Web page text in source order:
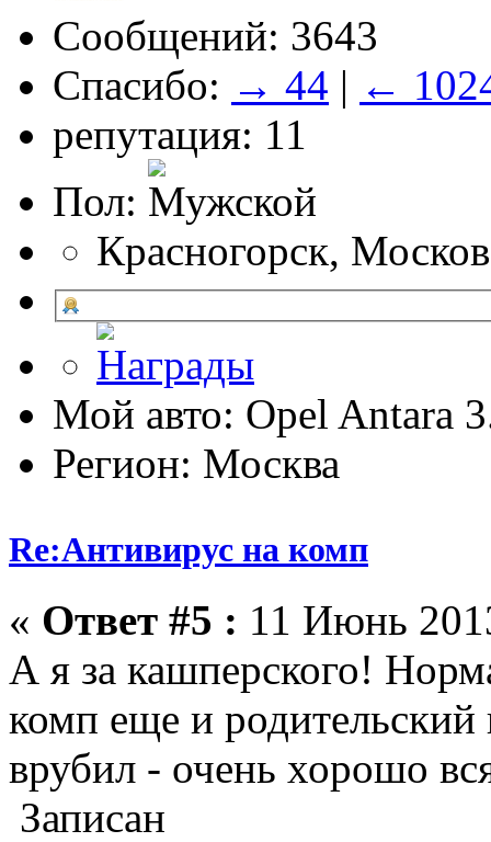
Сообщений: 3643
Спасибо: → 44 | ←
репутация: 11
Пол:
Красногорск,
Мой авто: Opel Antara
Регион: Москва
Re:Антивирус на комп
« Ответ #5 : 11 Июнь
А я за кашперского!
комп еще и родительский
врубил - очень хорошо
Записан